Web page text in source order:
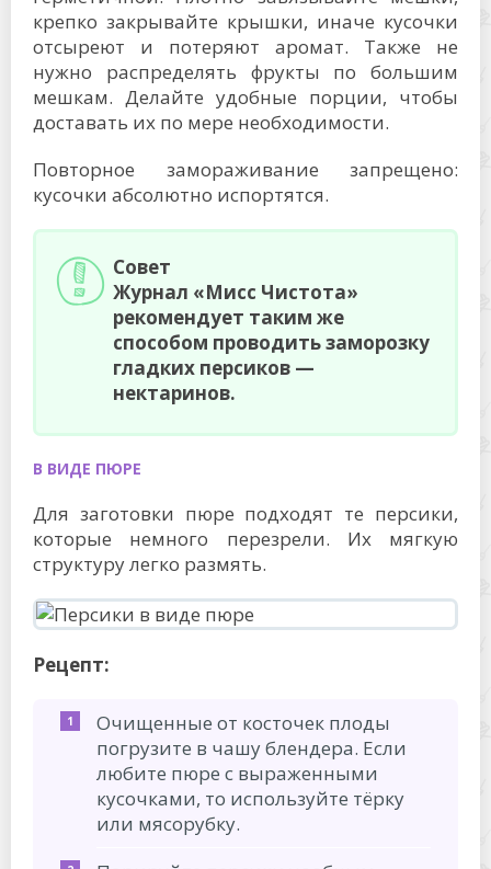
крепко закрывайте крышки, иначе кусочки
отсыреют и потеряют аромат. Также не
нужно распределять фрукты по большим
мешкам. Делайте удобные порции, чтобы
доставать их по мере необходимости.
Повторное замораживание запрещено:
кусочки абсолютно испортятся.
Совет
Журнал «Мисс Чистота»
рекомендует таким же
способом проводить заморозку
гладких персиков —
нектаринов.
В ВИДЕ ПЮРЕ
Для заготовки пюре подходят те персики,
которые немного перезрели. Их мягкую
структуру легко размять.
Рецепт:
Очищенные от косточек плоды
погрузите в чашу блендера. Если
любите пюре с выраженными
кусочками, то используйте тёрку
или мясорубку.